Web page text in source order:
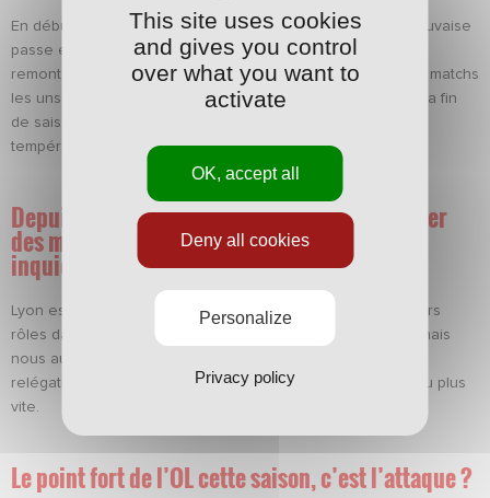
En début de saison, nous avons réussi à sortir de cette mauvaise
passe et pouvons donc le faire à nouveau. Mais si on veut
remonter la pente, il faut redoubler d’efforts et prendre les matchs
les uns après les autres. On va jouer treize finales jusqu’à la fin
de saison et nous devons toutes les aborder avec un
tempérament de guerrier.
Depuis le début de l’année, l’OL peine à gagner
des matchs. Cela doit vous rassurer ou vous
inquiéter ?
Lyon est toujours une équipe très forte qui joue les premiers
rôles dans le championnat. Ils ont besoin des trois points, mais
nous aussi ! Nous venons de replonger dans la zone de
relégation et devons refaire le nécessaire pour en sortir au plus
vite.
Le point fort de l’OL cette saison, c’est l’attaque ?
This site uses cookies
and gives you control
over what you want to
activate
OK, accept all
Deny all cookies
Personalize
Privacy policy